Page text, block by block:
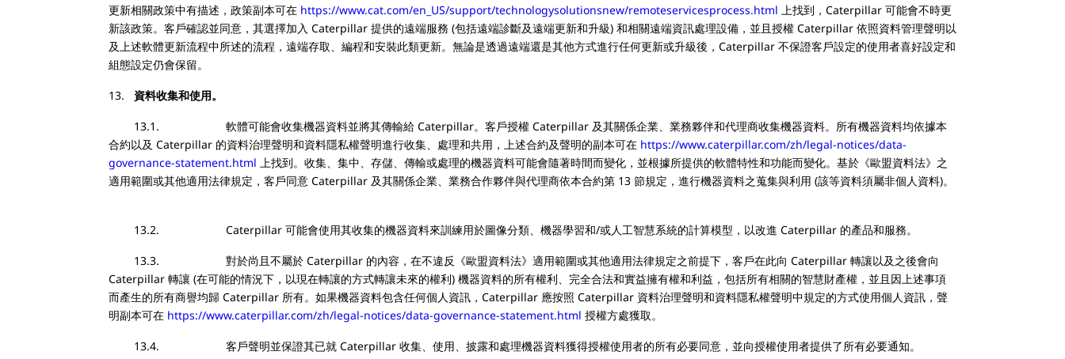
更新相關政策中有描述，政策副本可在 https://www.cat.com/en_US/support/technologysolutionsnew/remoteservicesprocess.html 上找到，Caterpillar 可能會不時更
新該政策。客戶確認並同意，其選擇加入 Caterpillar 提供的遠端服務 (包括遠端診斷及遠端更新和升級) 和相關遠端資訊處理設備，並且授權 Caterpillar 依照資料管理聲明以
及上述軟體更新流程中所述的流程，遠端存取、編程和安裝此類更新。無論是透過遠端還是其他方式進行任何更新或升級後，Caterpillar 不保證客戶設定的使用者喜好設定和
組態設定仍會保留。
13. 資料收集和使用。
13.1. 軟體可能會收集機器資料並將其傳輸給 Caterpillar。客戶授權 Caterpillar 及其關係企業、業務夥伴和代理商收集機器資料。所有機器資料均依據本
合約以及 Caterpillar 的資料治理聲明和資料隱私權聲明進行收集、處理和共用，上述合約及聲明的副本可在 https://www.caterpillar.com/zh/legal-notices/data-
governance-statement.html 上找到。收集、集中、存儲、傳輸或處理的機器資料可能會隨著時間而變化，並根據所提供的軟體特性和功能而變化。基於《歐盟資料法》之
適用範圍或其他適用法律規定，客戶同意 Caterpillar 及其關係企業、業務合作夥伴與代理商依本合約第 13 節規定，進行機器資料之蒐集與利用 (該等資料須屬非個人資料)。
13.2. Caterpillar 可能會使用其收集的機器資料來訓練用於圖像分類、機器學習和/或人工智慧系統的計算模型，以改進 Caterpillar 的產品和服務。
13.3. 對於尚且不屬於 Caterpillar 的內容，在不違反《歐盟資料法》適用範圍或其他適用法律規定之前提下，客戶在此向 Caterpillar 轉讓以及之後會向
Caterpillar 轉讓 (在可能的情況下，以現在轉讓的方式轉讓未來的權利) 機器資料的所有權利、完全合法和實益擁有權和利益，包括所有相關的智慧財產權，並且因上述事項
而產生的所有商譽均歸 Caterpillar 所有。如果機器資料包含任何個人資訊，Caterpillar 應按照 Caterpillar 資料治理聲明和資料隱私權聲明中規定的方式使用個人資訊，聲
明副本可在 https://www.caterpillar.com/zh/legal-notices/data-governance-statement.html 授權方處獲取。
13.4. 客戶聲明並保證其已就 Caterpillar 收集、使用、披露和處理機器資料獲得授權使用者的所有必要同意，並向授權使用者提供了所有必要通知。